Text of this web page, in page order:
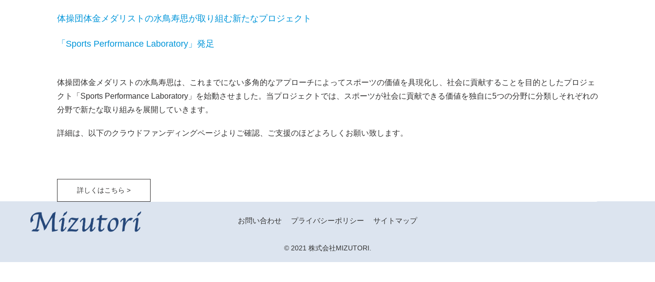
体操団体金メダリストの水鳥寿思が取り組む新たなプロジェクト
「Sports Performance Laboratory」発足
体操団体金メダリストの水鳥寿思は、これまでにない多角的なアプローチによってスポーツの価値を具現化し、社会に貢献することを目的としたプロジェ
クト「Sports Performance Laboratory」を始動させました。当プロジェクトでは、スポーツが社会に貢献できる価値を独自に5つの分野に分類しそれぞれの
分野で新たな取り組みを展開していきます。
詳細は、以下のクラウドファンディングページよりご確認、ご支援のほどよろしくお願い致します。
詳しくはこちら >
お問い合わせ プライバシーポリシー サイトマップ
© 2021 株式会社MIZUTORI.